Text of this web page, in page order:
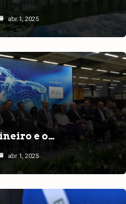
abr 1, 2025
e o…
abr 1, 2025